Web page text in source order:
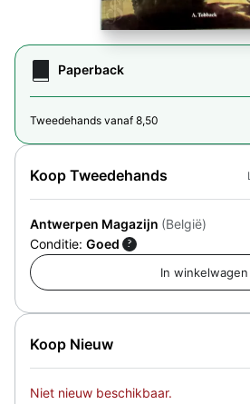
Paperback
Tweedehands vanaf 8,50
Koop Tweedehands
Antwerpen Magazijn (België)
Conditie: Goed ?
Koop Nieuw
Niet nieuw beschikbaar.